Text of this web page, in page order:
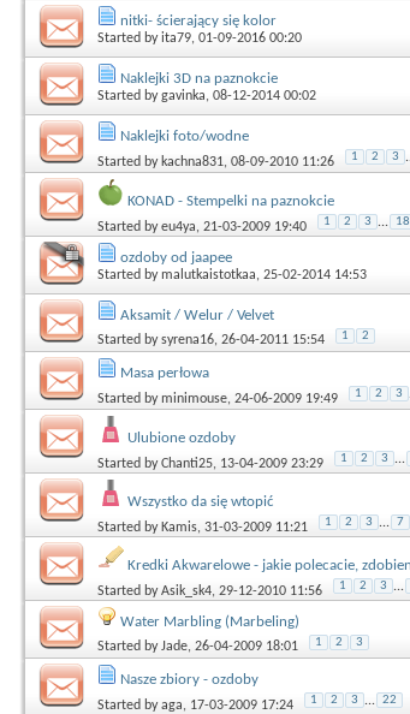
nitki- ścierający się kolor
Started byita79, 01-09-2016 00:20
Naklejki 3D na paznokcie
Started bygavinka, 08-12-2014 00:02
Naklejki foto/wodne
Started by kachna831, 08-09-2010 11:26 1 2 3
KONAD - Stempelki na paznokcie
Started byeu4ya, 21-03-2009 19:40 1 2 3 ... 18
ozdoby od jaapee
Started bymalutkaistotkaa, 25-02-2014 14:53
Aksamit / Welur / Velvet
Started bysyrena16, 26-04-2011 15:54 1 2
Masa perłowa
Started byminimouse, 24-06-2009 19:49 1 2 3
Ulubione ozdoby
Started byChanti25, 13-04-2009 23:29 1 2 3 ...
Wszystko da się wtopić
Started by Kamis, 31-03-2009 11:21 1 2 3 ... 7
Kredki Akwarelowe - jakie polecacie,
Started byAsik_sk4, 29-12-2010 11:56 1 2 3 ...
Water Marbling (Marbeling)
Started byJade, 26-04-2009 18:01 1 2 3
Nasze zbiory - ozdoby
Started byaga, 17-03-2009 17:24 1 2 3 ... 22